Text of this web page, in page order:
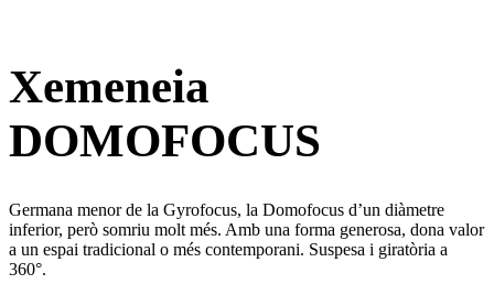
Xemeneia
DOMOFOCUS
Germana menor de la Gyrofocus, la Domofocus d’un diàmetre
inferior, però somriu molt més. Amb una forma generosa, dona valor
a un espai tradicional o més contemporani. Suspesa i giratòria a
360°.